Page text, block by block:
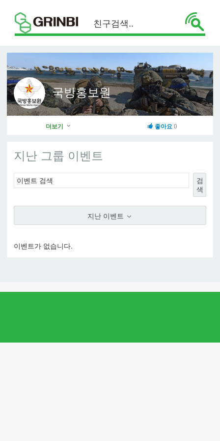
국방홍보원
더보기 좋아요 0
지난 그룹 이벤트
검
색
지난 이벤트
이벤트가 없습니다.